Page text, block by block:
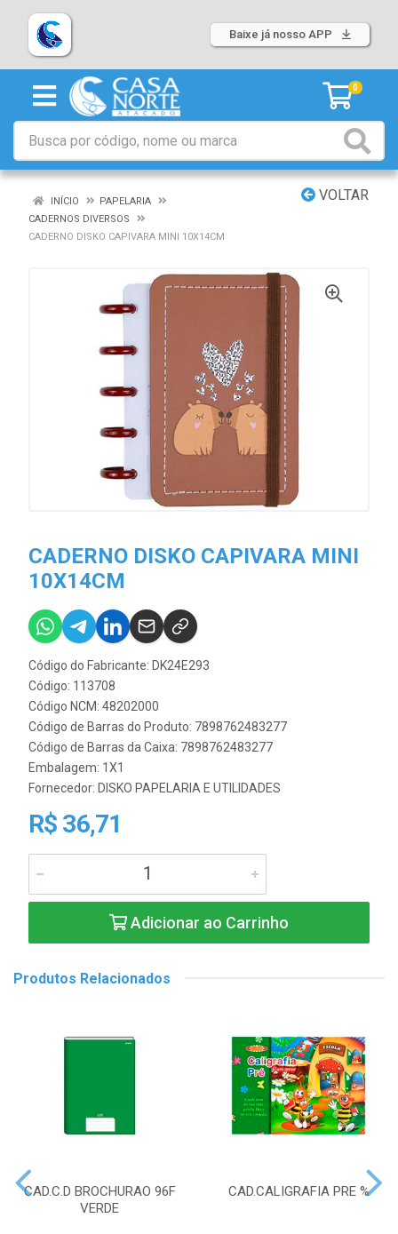
Baixe já nosso APP
0
VOLTAR
INÍCIO
PAPELARIA
CADERNOS DIVERSOS
CADERNO DISKO CAPIVARA MINI 10X14CM
CADERNO DISKO CAPIVARA MINI
10X14CM
Código do Fabricante: DK24E293
Código: 113708
Código NCM: 48202000
Código de Barras do Produto: 7898762483277
Código de Barras da Caixa: 7898762483277
Embalagem: 1X1
Fornecedor: DISKO PAPELARIA E UTILIDADES
R$ 36,71
Adicionar ao Carrinho
Produtos Relacionados
CAD.C.D BROCHURAO 96F
VERDE
CAD.CALIGRAFIA PRE %